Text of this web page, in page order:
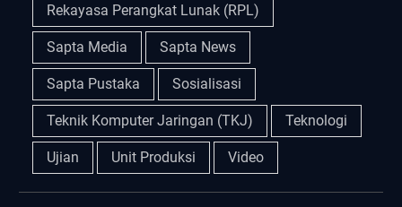
Rekayasa Perangkat Lunak (RPL)
Sapta Media Sapta News
Sapta Pustaka Sosialisasi
Teknik Komputer Jaringan (TKJ) Teknologi
Ujian Unit Produksi Video